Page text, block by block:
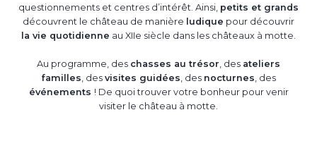
questionnements et centres d’intérêt. Ainsi, petits et grands
découvrent le château de manière ludique pour découvrir
la vie quotidienne au XIIe siècle dans les châteaux à motte.
Au programme, des chasses au trésor , des ateliers
familles , des visites guidées , des nocturnes , des
événements ! De quoi trouver votre bonheur pour venir
visiter le château à motte.